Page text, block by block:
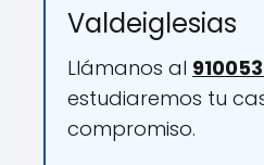
Valdeiglesias
Llámanos al
estudiaremos tu
compromiso.